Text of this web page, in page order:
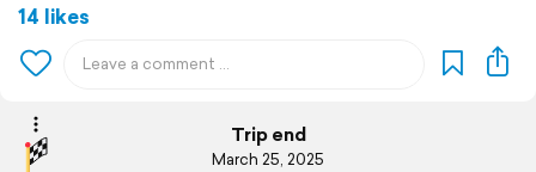
14 likes
Trip end
March 25, 2025